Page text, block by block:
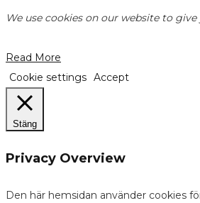
We use cookies on our website to
Read More
Cookie settings Accept
Stäng
Privacy Overview
Den här hemsidan använder cookies